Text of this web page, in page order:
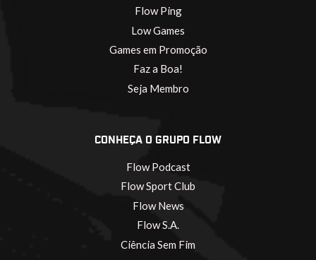
Flow Ping
Low Games
Games em Promoção
Faz a Boa!
Seja Membro
CONHEÇA O GRUPO FLOW
Flow Podcast
Flow Sport Club
Flow News
Flow S.A.
Ciência Sem Fim